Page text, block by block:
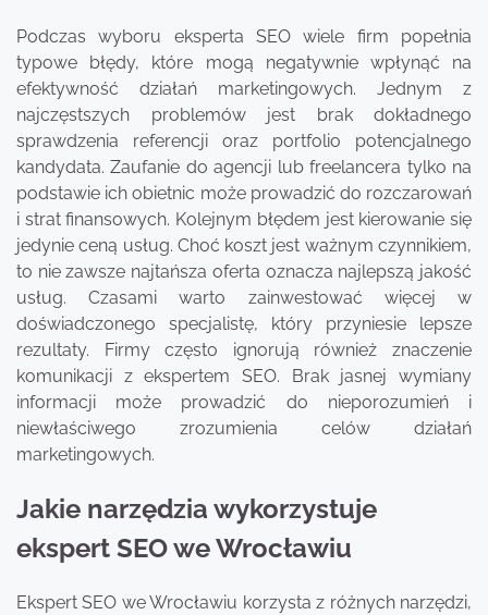
Podczas wyboru eksperta SEO wiele firm popełnia
typowe błędy, które mogą negatywnie wpłynąć na
efektywność działań marketingowych. Jednym z
najczęstszych problemów jest brak dokładnego
sprawdzenia referencji oraz portfolio potencjalnego
kandydata. Zaufanie do agencji lub freelancera tylko na
podstawie ich obietnic może prowadzić do rozczarowań
i strat finansowych. Kolejnym błędem jest kierowanie się
jedynie ceną usług. Choć koszt jest ważnym czynnikiem,
to nie zawsze najtańsza oferta oznacza najlepszą jakość
usług. Czasami warto zainwestować więcej w
doświadczonego specjalistę, który przyniesie lepsze
rezultaty. Firmy często ignorują również znaczenie
komunikacji z ekspertem SEO. Brak jasnej wymiany
informacji może prowadzić do nieporozumień i
niewłaściwego zrozumienia celów działań
marketingowych.
Jakie narzędzia wykorzystuje
ekspert SEO we Wrocławiu
Ekspert SEO we Wrocławiu korzysta z różnych narzędzi,